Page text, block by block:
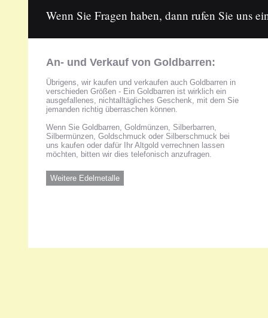
Wenn Sie Fragen haben, dann rufen Sie uns
An- und Verkauf von Goldbarren:
Übrigens, wir kaufen und verkaufen auch Goldbarren in
verschieden Größen - Ein Goldbarren ist wirklich ein
ausgefallenes, nichtalltägliches Geschenk, mit dem Sie
jemanden richtig überraschen können.
Wenn Sie Goldbarren, Goldmünzen, Silberbarren,
Silbermünzen, Goldschmuck oder Silberschmuck bei
uns kaufen oder dafür Ihr Altgold verrechnen lassen
möchten, bitten wir dies telefonisch anzufragen.
Weitere Edelmetalle